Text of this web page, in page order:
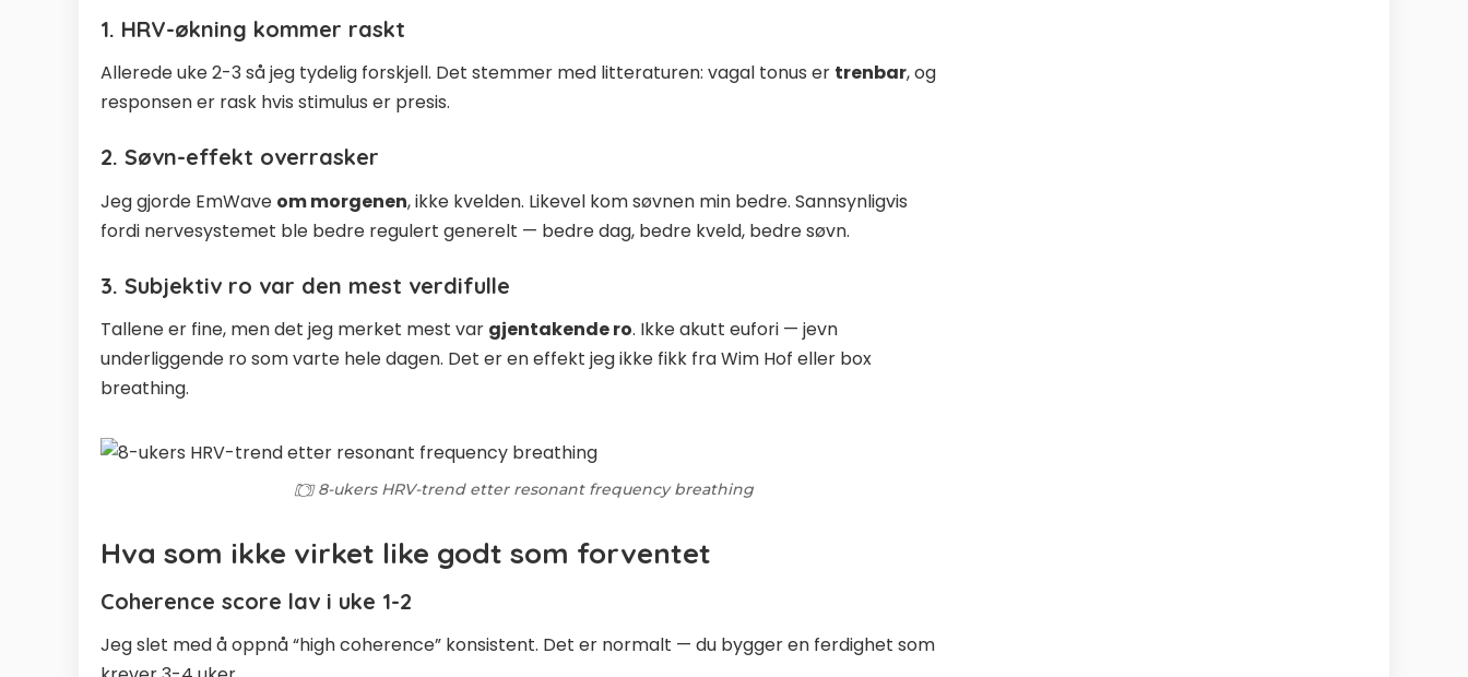
1. HRV-økning kommer raskt
Allerede uke 2-3 så jeg tydelig forskjell. Det stemmer med litteraturen: vagal tonus er trenbar, og
responsen er rask hvis stimulus er presis.
2. Søvn-effekt overrasker
Jeg gjorde EmWave om morgenen, ikke kvelden. Likevel kom søvnen min bedre. Sannsynligvis
fordi nervesystemet ble bedre regulert generelt — bedre dag, bedre kveld, bedre søvn.
3. Subjektiv ro var den mest verdifulle
Tallene er fine, men det jeg merket mest var gjentakende ro. Ikke akutt eufori — jevn
underliggende ro som varte hele dagen. Det er en effekt jeg ikke fikk fra Wim Hof eller box
breathing.
8-ukers HRV-trend etter resonant frequency breathing
Hva som ikke virket like godt som forventet
Coherence score lav i uke 1-2
Jeg slet med å oppnå “high coherence” konsistent. Det er normalt — du bygger en ferdighet som